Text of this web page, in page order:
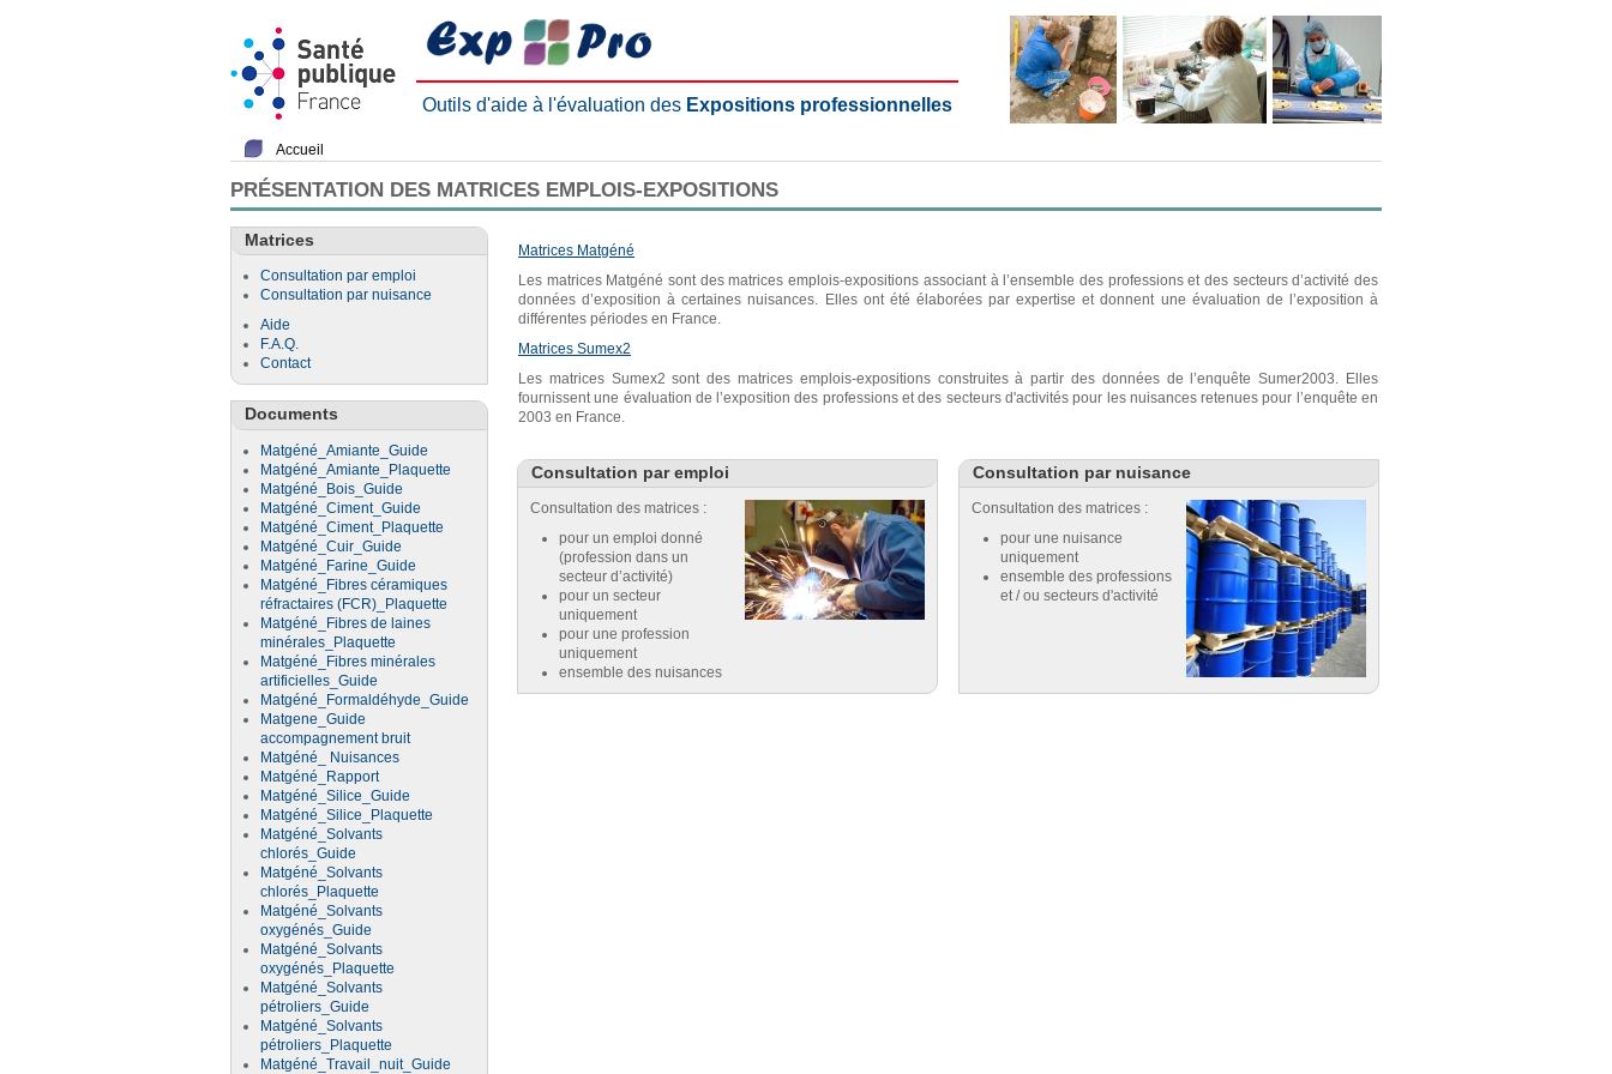
Outils d'aide à l'évaluation des Expositions professionnelles
Accueil
PRÉSENTATION DES MATRICES EMPLOIS-EXPOSITIONS
Matrices
Consultation par emploi
Consultation par nuisance
Aide
F.A.Q.
Contact
Documents
Matgéné_Amiante_Guide
Matgéné_Amiante_Plaquette
Matgéné_Bois_Guide
Matgéné_Ciment_Guide
Matgéné_Ciment_Plaquette
Matgéné_Cuir_Guide
Matgéné_Farine_Guide
Matgéné_Fibres céramiques
réfractaires (FCR)_Plaquette
Matgéné_Fibres de laines
minérales_Plaquette
Matgéné_Fibres minérales
artificielles_Guide
Matgéné_Formaldéhyde_Guide
Matgene_Guide
accompagnement bruit
Matgéné_ Nuisances
Matgéné_Rapport
Matgéné_Silice_Guide
Matgéné_Silice_Plaquette
Matgéné_Solvants
chlorés_Guide
Matgéné_Solvants
chlorés_Plaquette
Matgéné_Solvants
oxygénés_Guide
Matgéné_Solvants
oxygénés_Plaquette
Matgéné_Solvants
pétroliers_Guide
Matgéné_Solvants
pétroliers_Plaquette
Matgéné_Travail_nuit_Guide
Matrices Matgéné
Les matrices Matgéné sont des matrices emplois-expositions associant à l’ensemble des professions et des secteurs d’activité des
données d’exposition à certaines nuisances. Elles ont été élaborées par expertise et donnent une évaluation de l’exposition à
différentes périodes en France.
Matrices Sumex2
Les matrices Sumex2 sont des matrices emplois-expositions construites à partir des données de l’enquête Sumer2003. Elles
fournissent une évaluation de l’exposition des professions et des secteurs d'activités pour les nuisances retenues pour l’enquête en
2003 en France.
Consultation par emploi
Consultation des matrices :
pour un emploi donné
(profession dans un
secteur d’activité)
pour un secteur
uniquement
pour une profession
uniquement
ensemble des nuisances
Consultation par nuisance
Consultation des matrices :
pour une nuisance
uniquement
ensemble des professions
et / ou secteurs d'activité